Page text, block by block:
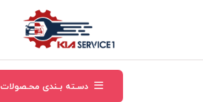
دسـته بـندی محـصولات